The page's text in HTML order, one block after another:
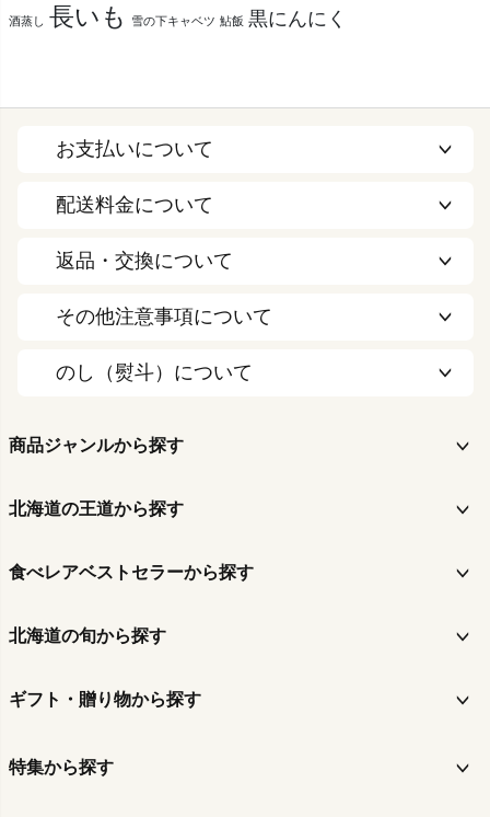
酒蒸し 長いも 雪の下キャベツ 鮎飯 黒にんにく
お支払いについて
配送料金について
返品・交換について
その他注意事項について
のし（熨斗）について
商品ジャンルから探す
北海道の王道から探す
食べレアベストセラーから探す
北海道の旬から探す
ギフト・贈り物から探す
特集から探す